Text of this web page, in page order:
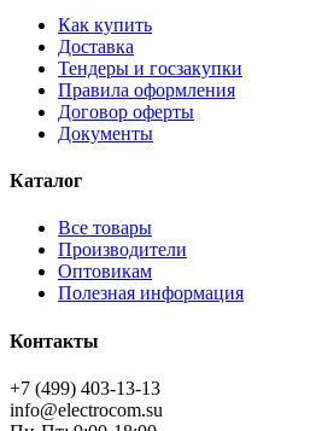
Как купить
Доставка
Тендеры и госзакупки
Правила оформления
Договор оферты
Документы
Каталог
Все товары
Производители
Оптовикам
Полезная информация
Контакты
+7 (499) 403-13-13
info@electrocom.su